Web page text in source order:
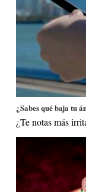
¿Sabes qué baja tu
¿Te notas más